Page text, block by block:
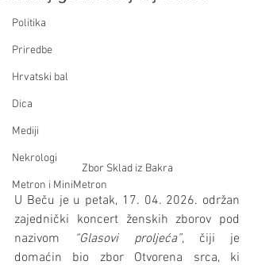
Politika
Priredbe
Hrvatski bal
Dica
Mediji
Nekrologi
Metron i MiniMetron
Zbor Sklad iz Bakra
U Beču je u petak, 17. 04. 2026. održan
zajednički koncert ženskih zborov pod
nazivom
“Glasovi proljeća”, čiji je
domaćin bio zbor Otvorena srca, ki